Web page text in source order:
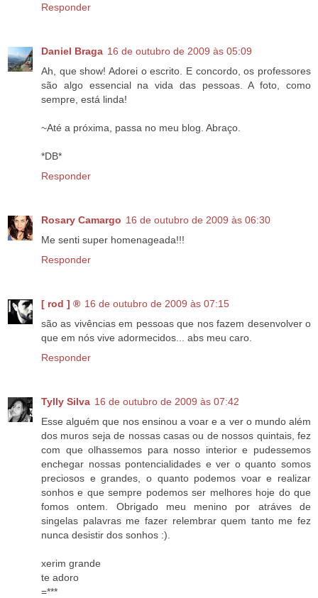
Responder
Daniel Braga 16 de outubro de 2009 às 05:09
Ah, que show! Adorei o escrito. E concordo, os professores
são algo essencial na vida das pessoas. A foto, como
sempre, está linda!
~Até a próxima, passa no meu blog. Abraço.
*DB*
Responder
Rosary Camargo 16 de outubro de 2009 às 06:30
Me senti super homenageada!!!
Responder
[ rod ] ® 16 de outubro de 2009 às 07:15
são as vivências em pessoas que nos fazem desenvolver o
que em nós vive adormecidos... abs meu caro.
Responder
Tylly Silva 16 de outubro de 2009 às 07:42
Esse alguém que nos ensinou a voar e a ver o mundo além
dos muros seja de nossas casas ou de nossos quintais, fez
com que olhassemos para nosso interior e pudessemos
enchegar nossas pontencialidades e ver o quanto somos
preciosos e grandes, o quanto podemos voar e realizar
sonhos e que sempre podemos ser melhores hoje do que
fomos ontem. Obrigado meu menino por atráves de
singelas palavras me fazer relembrar quem tanto me fez
nunca desistir dos sonhos :).
xerim grande
te adoro
=***